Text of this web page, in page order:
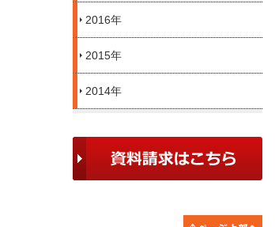
2016年
2015年
2014年